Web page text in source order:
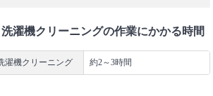
濯機クリーニングの作業にかかる時間
濯機クリーニング 約2～3時間